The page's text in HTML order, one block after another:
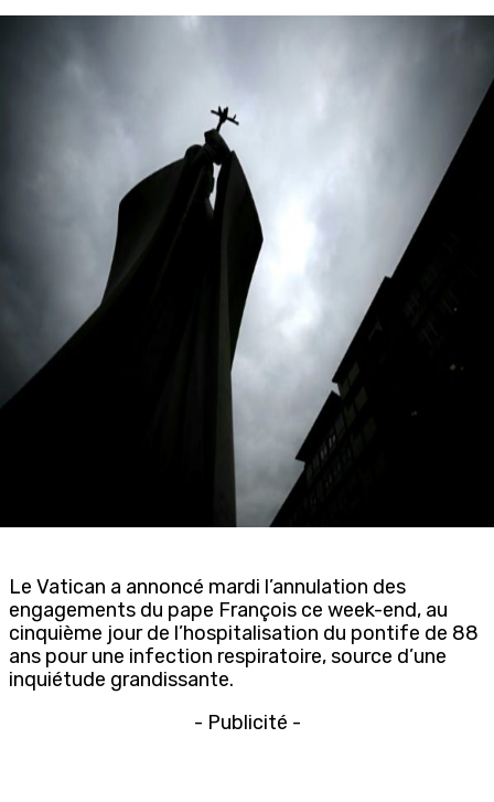
Le Vatican a annoncé mardi l’annulation des
engagements du pape François ce week-end, au
cinquième jour de l’hospitalisation du pontife de 88
ans pour une infection respiratoire, source d’une
inquiétude grandissante.
- Publicité -